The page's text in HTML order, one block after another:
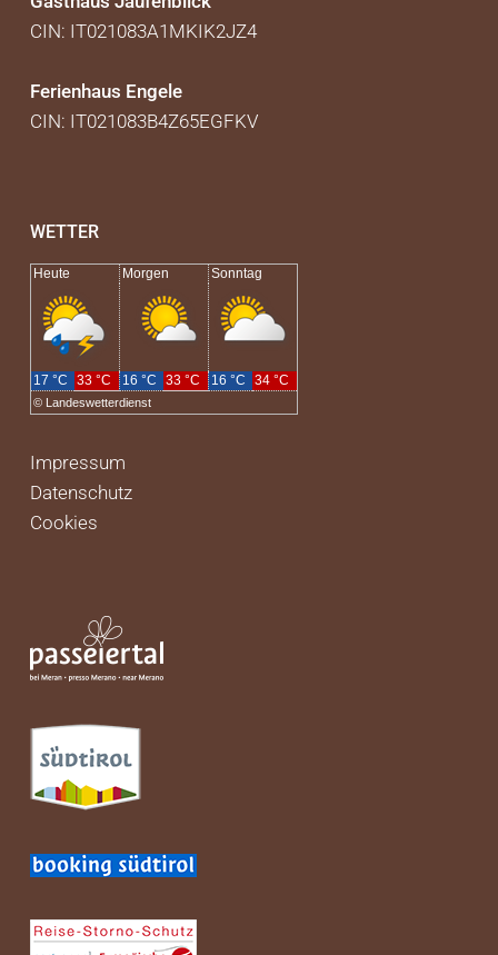
CIN: IT021083A1MKIK2JZ4
Ferienhaus Engele
CIN: IT021083B4Z65EGFKV
WETTER
Heute Morgen Sonntag
© Landeswetterdienst
17 °C 33 °C 16 °C 33 °C 16 °C 34 °C
Impressum
Datenschutz
Cookies